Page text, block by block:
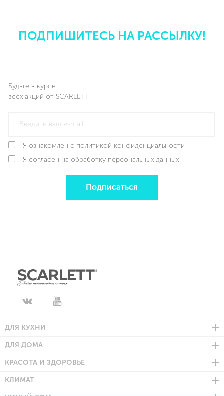
ПОДПИШИТЕСЬ НА РАССЫЛКУ!
Будьте в курсе
всех акций от SCARLETT
Я ознакомлен с политикой конфиденциальности
Я согласен на обработку персональных данных
Подписаться
ДЛЯ КУХНИ
ДЛЯ ДОМА
КРАСОТА И ЗДОРОВЬЕ
КЛИМАТ